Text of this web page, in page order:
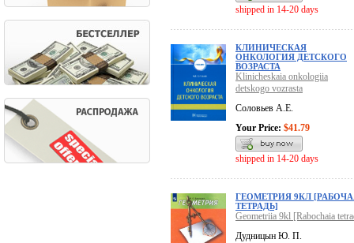
shipped in 14-20 days
КЛИНИЧЕСКАЯ
ОНКОЛОГИЯ ДЕТСКОГО
ВОЗРАСТА
Klinicheskaia onkologiia
detskogo vozrasta
Соловьев А.Е.
Your Price: $41.79
shipped in 14-20 days
ГЕОМЕТРИЯ 9КЛ
ТЕТРАДЬ]
Geometriia 9kl [Rabochaia
Дудницын Ю. П.